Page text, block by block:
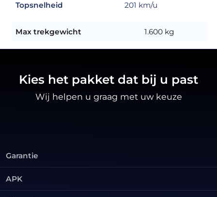
Topsnelheid 201 km/u
Max trekgewicht 1.600 kg
Kies het pakket dat bij u past
Wij helpen u graag met uw keuze
Garantie
APK